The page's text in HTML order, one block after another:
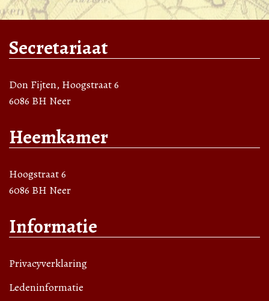
Secretariaat
Don Fijten, Hoogstraat 6
6086 BH Neer
Heemkamer
Hoogstraat 6
6086 BH Neer
Informatie
Privacyverklaring
Ledeninformatie